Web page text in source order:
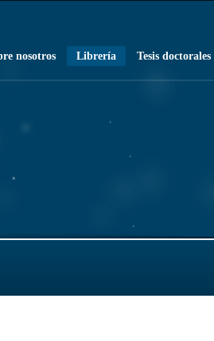
nosotros Librería Tesis doctorales